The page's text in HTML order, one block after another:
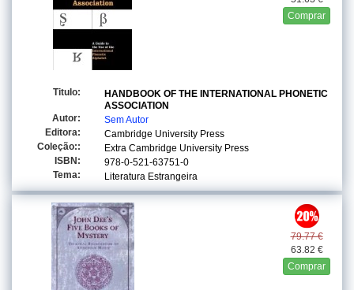
Comprar
Titulo:
HANDBOOK OF THE INTERNATIONAL PHONETIC
ASSOCIATION
Autor:
Sem Autor
Editora:
Cambridge University Press
Coleção::
Extra Cambridge University Press
ISBN:
978-0-521-63751-0
Tema:
Literatura Estrangeira
79.77 €
63.82 €
Comprar